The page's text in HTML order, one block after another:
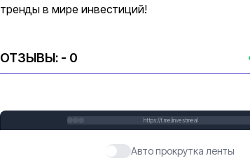
тренды в мире инвестиций!
ОТЗЫВЫ: - 0
https://t.me/investmeal
Авто прокрутка ленты